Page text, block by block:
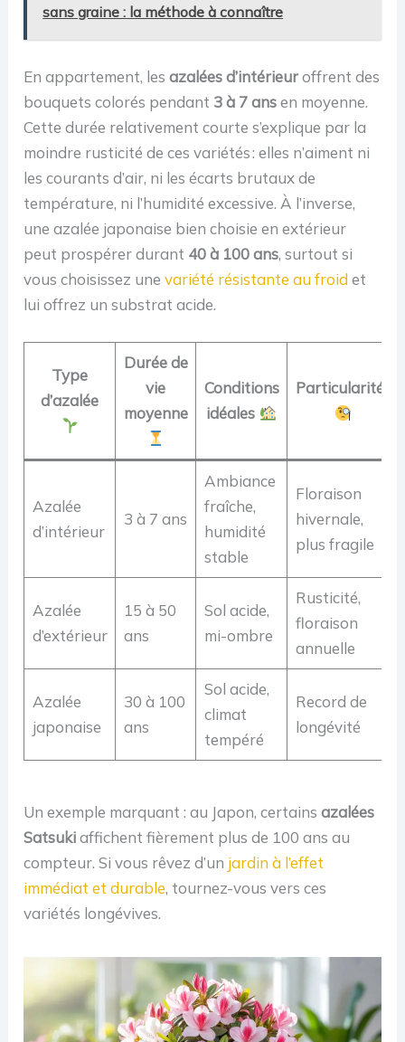
sans graine : la méthode à connaître
En appartement, lesazalées d’intérieuroffrent des
bouquets colorés pendant 3 à 7 ansen moyenne.
Cette durée relativement courte s’explique par la
moindre rusticité de ces variétés : elles n’aiment ni
les courants d’air, ni les écarts brutaux de
température, ni l’humidité excessive. À l’inverse,
une azalée japonaise bien choisie en extérieur
peut prospérer durant 40 à 100 ans, surtout si
vous choisissez unevariété résistante au froidet
lui offrez un substrat acide.
Type
d’azalée
Durée de
vie
moyenne
Conditions
idéales
Particularités
Azalée
d’intérieur
3 à 7 ans
Ambiance
fraîche,
humidité
stable
Floraison
hivernale,
plus fragile
Azalée
d’extérieur
15 à 50
ans
Sol acide,
mi-ombre
Rusticité,
floraison
annuelle
Azalée
japonaise
30 à 100
ans
Sol acide,
climat
tempéré
Record de
longévité
Un exemple marquant : au Japon, certainsazalées
Satsukiaffichent fièrement plus de 100 ans au
compteur. Si vous rêvez d’un jardin à l’effet
immédiat et durable, tournez-vous vers ces
variétés longévives.